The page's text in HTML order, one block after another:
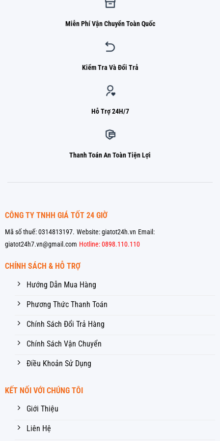
Miễn Phí Vận Chuyển Toàn Quốc
Kiểm Tra Và Đổi Trả
Hỗ Trợ 24H/7
Thanh Toán An Toàn Tiện Lợi
CÔNG TY TNHH GIÁ TỐT 24 GIỜ
Mã số thuế: 0314813197. Website: giatot24h.vn Email:
giatot24h7.vn@gmail.com Hotline: 0898.110.110
CHÍNH SÁCH & HỖ TRỢ
Hướng Dẫn Mua Hàng
Phương Thức Thanh Toán
Chính Sách Đổi Trả Hàng
Chính Sách Vận Chuyển
Điều Khoản Sử Dụng
KẾT NỐI VỚI CHÚNG TÔI
Giới Thiệu
Liên Hệ